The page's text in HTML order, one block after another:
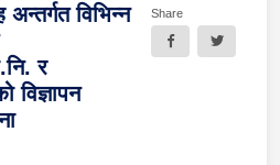
विभिन्न
र
विज्ञापन
Share